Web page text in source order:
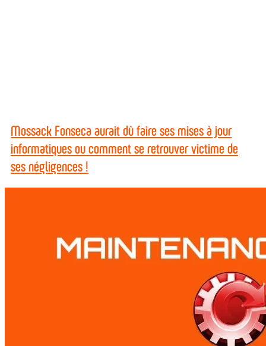
Mossack Fonseca aurait dû faire ses mises à jour
informatiques ou comment se retrouver victime de
ses négligences !